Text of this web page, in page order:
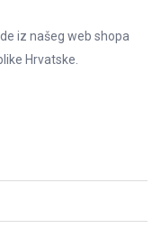
iz našeg web shopa
Hrvatske.